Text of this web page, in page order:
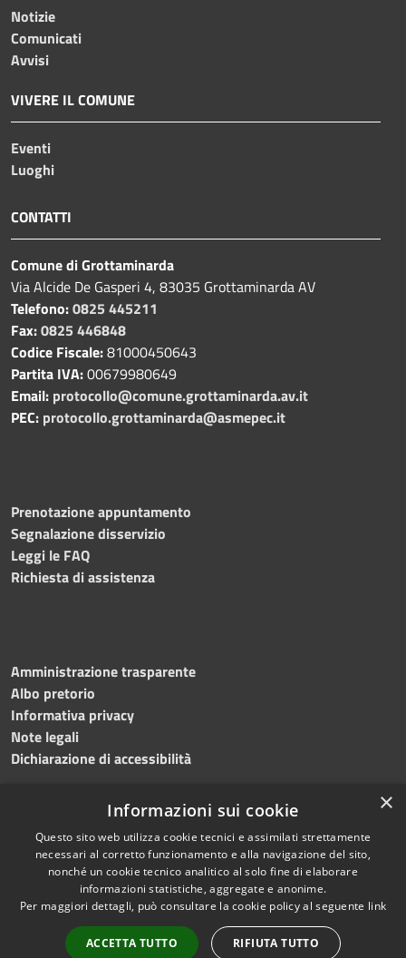
Notizie
Comunicati
Avvisi
VIVERE IL COMUNE
Eventi
Luoghi
CONTATTI
Comune di Grottaminarda
Via Alcide De Gasperi 4, 83035 Grottaminarda AV
Telefono:0825 445211
Fax:0825 446848
Codice Fiscale:81000450643
Partita IVA:00679980649
Email: protocollo@comune.grottaminarda.av.it
PEC: protocollo.grottaminarda@asmepec.it
Prenotazione appuntamento
Segnalazione disservizio
Leggi le FAQ
Richiesta di assistenza
Amministrazione trasparente
Albo pretorio
Informativa privacy
Note legali
Dichiarazione di accessibilità
RSS
Accessibilità
Cookie
Mappa del sito
Copyright © 2024 •
Comune diGrottaminarda
• Powered byMunicipium
•Redazione
×
Informazioni sui cookie
Questo sito web utilizza cookie tecnici e assimilati strettamente
necessari al corretto funzionamento e alla navigazione del sito,
nonché un cookie tecnico analitico al solo fine di elaborare
informazioni statistiche, aggregate e anonime.
Per maggiori dettagli, può consultare la cookie policy al seguente link
ACCETTA TUTTO RIFIUTA TUTTO